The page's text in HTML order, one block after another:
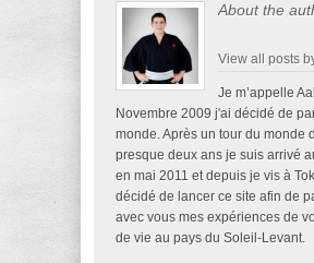
About the
View all posts
Je m’appelle
Novembre 2009 j'ai décidé de
monde. Après un tour du monde
presque deux ans je suis arrivé
en mai 2011 et depuis je vis à
décidé de lancer ce site afin de
avec vous mes expériences de
de vie au pays du Soleil-Levant.